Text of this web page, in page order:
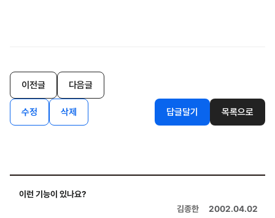
이전글 다음글
수정 삭제 답글달기 목록으로
이런 기능이 있나요?
김종한
2002.04.02